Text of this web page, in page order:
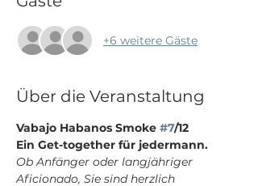
+6 weitere Gäste
Über die Veranstaltung
Vabajo Habanos Smoke #7/12
Ein Get-together für jedermann.
Ob Anfänger oder langjähriger
Aficionado, Sie sind herzlich